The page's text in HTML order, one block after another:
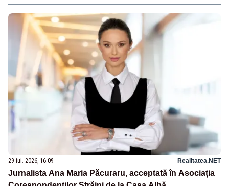
29 iul. 2026, 16:09 Realitatea.NET
Jurnalista Ana Maria Păcuraru, acceptată în Asociația